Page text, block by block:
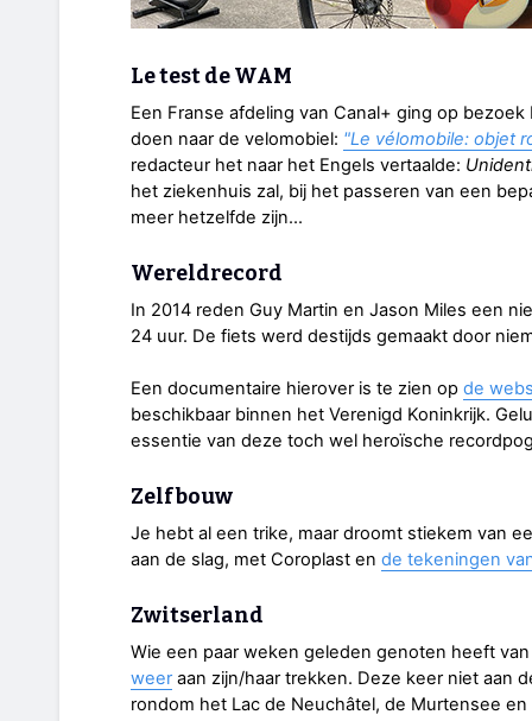
Le test de WAM
Een Franse afdeling van Canal+ ging op
doen naar de velomobiel: "Le vélomobile: objet
redacteur het naar het Engels vertaalde:
het ziekenhuis zal, bij het passeren van een
meer hetzelfde zijn...
Wereldrecord
In 2014 reden Guy Martin en Jason Miles een
24 uur. De fiets werd destijds gemaakt door
Een documentaire hierover is te zien op de
beschikbaar binnen het Verenigd Koninkrijk.
essentie van deze toch wel heroïsche
Zelfbouw
Je hebt al een trike, maar droomt stiekem van
aan de slag, met Coroplast en de tekeningen
Zwitserland
Wie een paar weken geleden genoten heeft
weer aan zijn/haar trekken. Deze keer niet aan
rondom het Lac de Neuchâtel, de Murtensee